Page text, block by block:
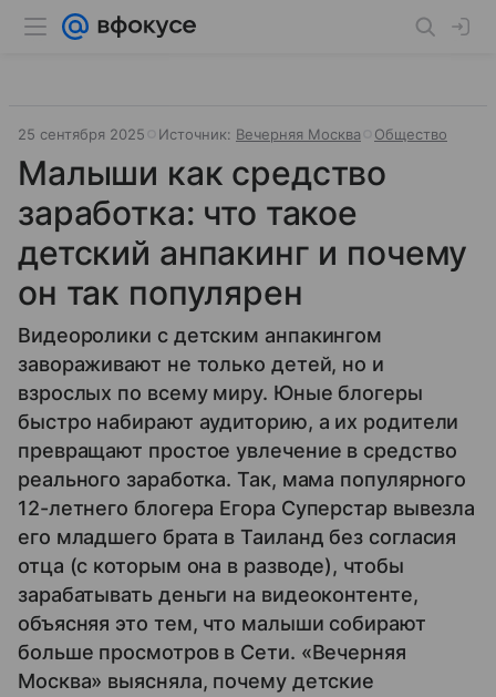
25 сентября 2025 Источник: Вечерняя Москва Общество
Малыши как средство
заработка: что такое
детский анпакинг и почему
он так популярен
Видеоролики с детским анпакингом
завораживают не только детей, но и
взрослых по всему миру. Юные блогеры
быстро набирают аудиторию, а их родители
превращают простое увлечение в средство
реального заработка. Так, мама популярного
12-летнего блогера Егора Суперстар вывезла
его младшего брата в Таиланд без согласия
отца (с которым она в разводе), чтобы
зарабатывать деньги на видеоконтенте,
объясняя это тем, что малыши собирают
больше просмотров в Сети. «Вечерняя
Москва» выясняла, почему детские